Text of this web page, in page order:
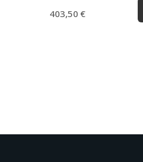
403,50 €